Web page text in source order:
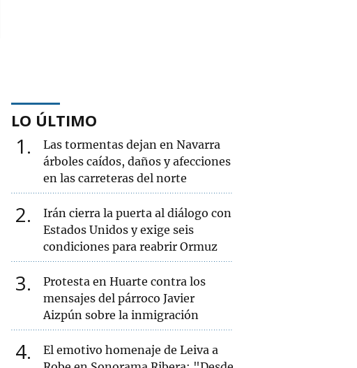
LO ÚLTIMO
1
Las tormentas dejan en Navarra
árboles caídos, daños y afecciones
en las carreteras del norte
2
Irán cierra la puerta al diálogo con
Estados Unidos y exige seis
condiciones para reabrir Ormuz
3
Protesta en Huarte contra los
mensajes del párroco Javier
Aizpún sobre la inmigración
4
El emotivo homenaje de Leiva a